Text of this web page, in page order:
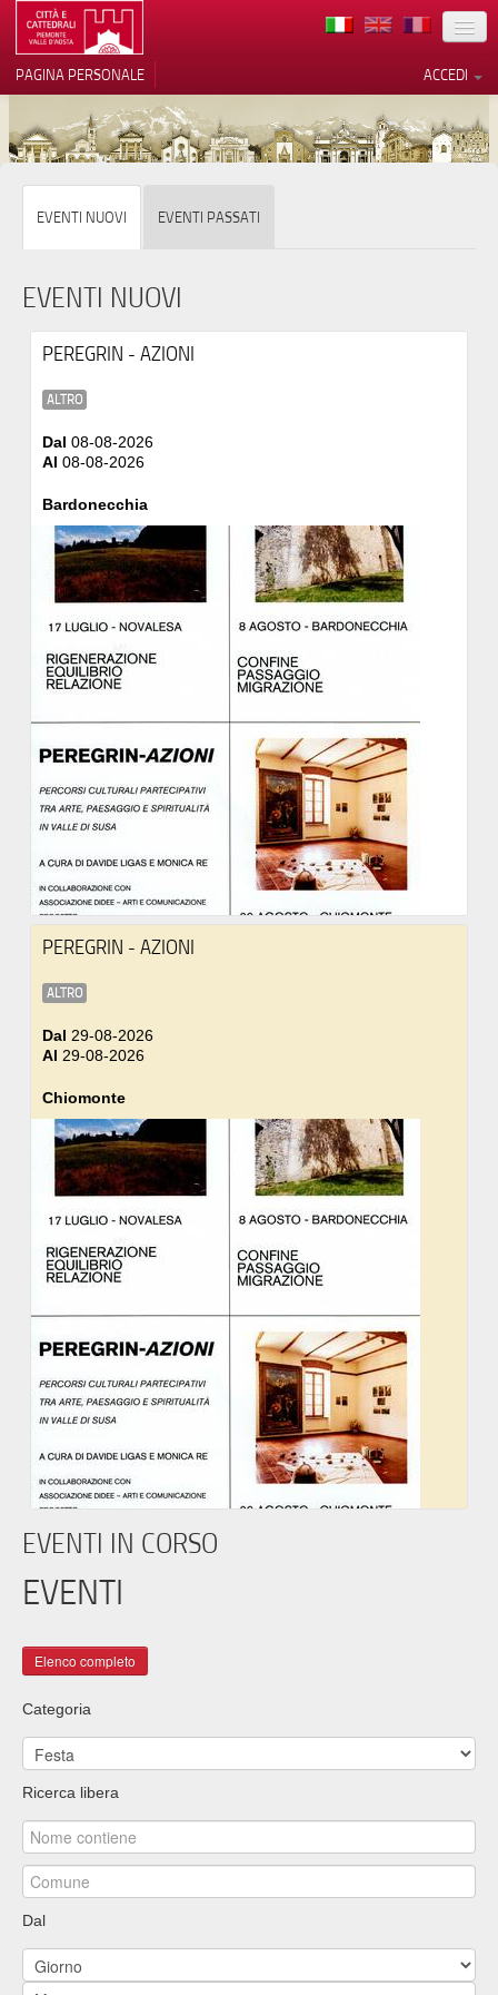
TERRITORIO
ARCHITETTURE
EVENTI
ACCOGLIENZE
PRESS
ACCEDI
PAGINA PERSONALE
EVENTI NUOVI EVENTI PASSATI
EVENTI NUOVI
PEREGRIN - AZIONI
ALTRO
Dal 08-08-2026
Al 08-08-2026
Bardonecchia
PEREGRIN - AZIONI
ALTRO
Dal 29-08-2026
Al 29-08-2026
Chiomonte
EVENTI IN CORSO
EVENTI
Categoria
Ricerca libera
Dal
Le tue preferenze relative alla
privacy